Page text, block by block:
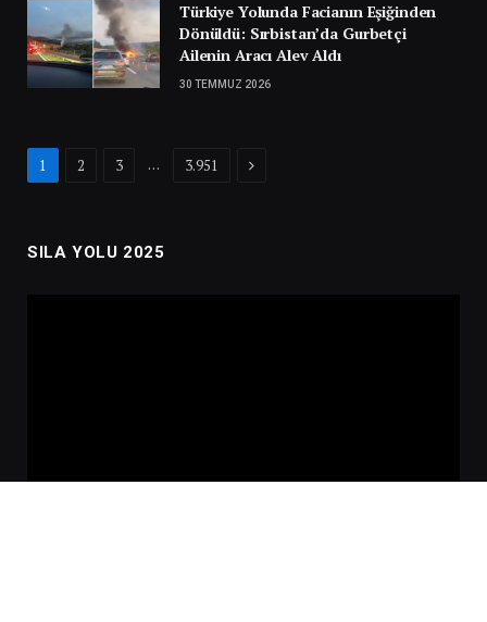
Türkiye Yolunda Facianın Eşiğinden
Dönüldü: Sırbistan’da Gurbetçi
Ailenin Aracı Alev Aldı
30 TEMMUZ 2026
1 2 3 … 3.951 Next
SILA YOLU 2025